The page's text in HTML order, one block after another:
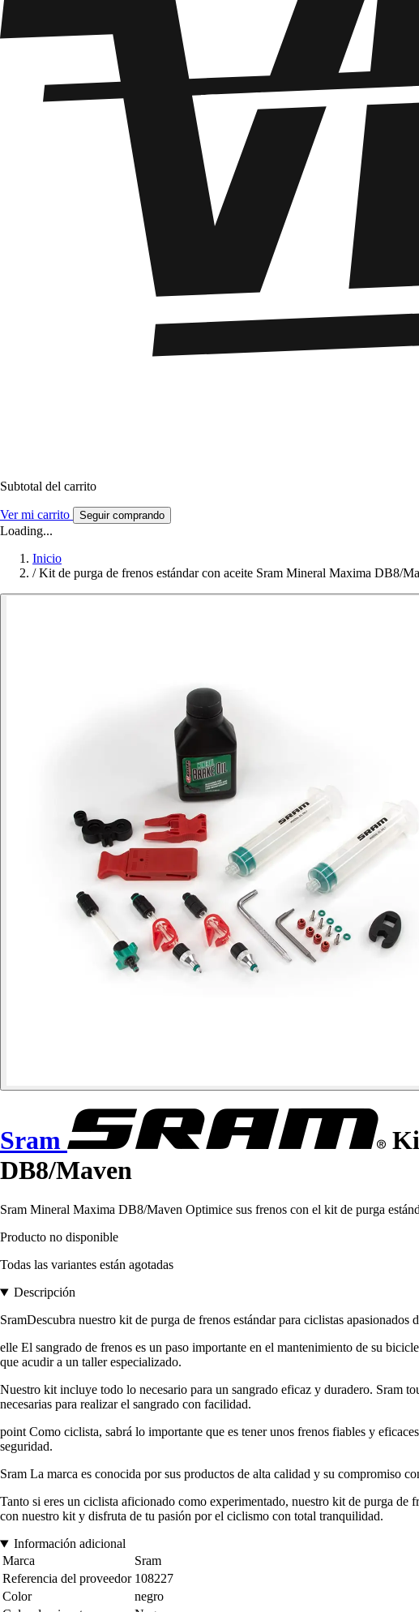
Subtotal del carrito
Ver mi carrito Seguir comprando
Loading...
Inicio
/ Kit de purga de frenos estándar con aceite Sram Mineral Maxima DB8/
Sram
DB8/Maven
Sram Mineral Maxima DB8/Maven Optimice sus frenos con el kit de purga
Producto no disponible
Todas las variantes están agotadas
Descripción
SramDescubra nuestro kit de purga de frenos estándar para ciclistas
elle El sangrado de frenos es un paso importante en el mantenimiento de su
que acudir a un taller especializado.
Nuestro kit incluye todo lo necesario para un sangrado eficaz y duradero. Sram
necesarias para realizar el sangrado con facilidad.
point Como ciclista, sabrá lo importante que es tener unos frenos fiables y
seguridad.
Sram La marca es conocida por sus productos de alta calidad y su compromiso
Tanto si eres un ciclista aficionado como experimentado, nuestro kit de purga de
con nuestro kit y disfruta de tu pasión por el ciclismo con total tranquilidad.
Información adicional
Marca
Sram
Referencia del proveedor 108227
Color
negro